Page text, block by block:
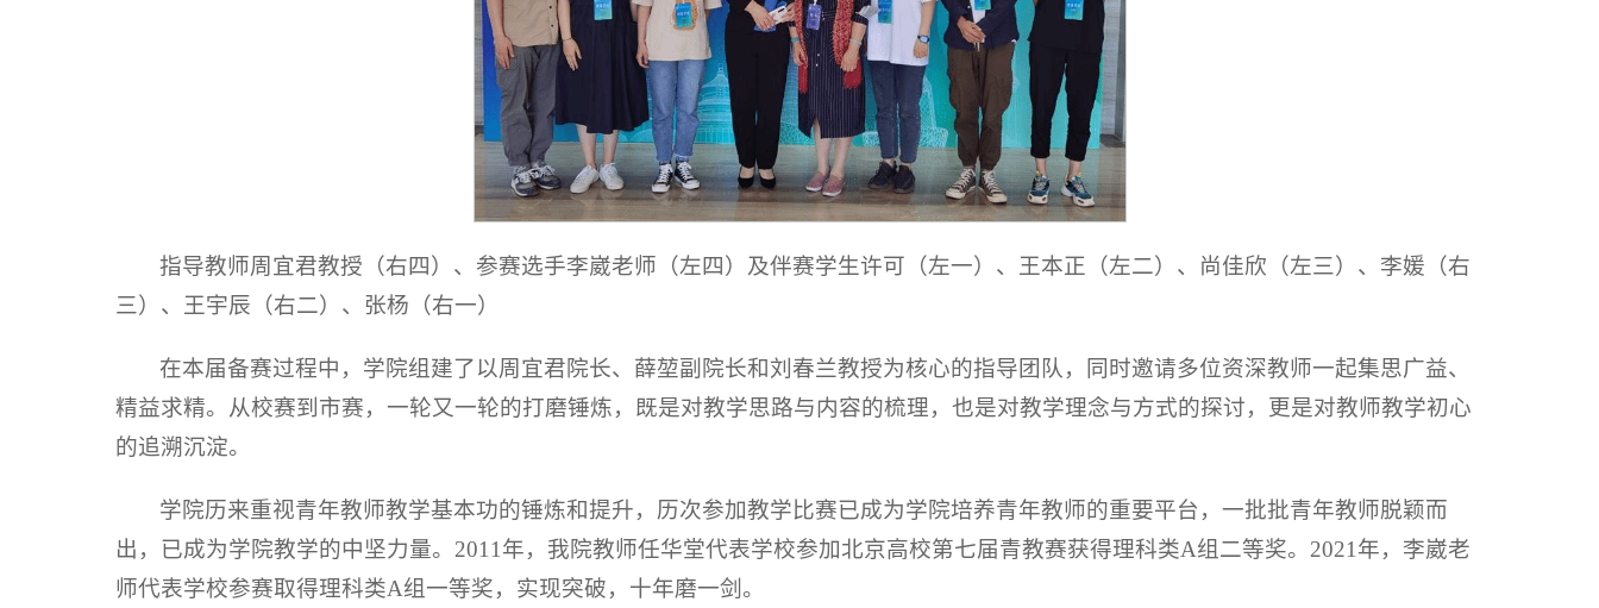
指导教师周宜君教授（右四）、参赛选手李崴老师（左四）及伴赛学生许可（左一）、王本正（左二）、尚佳欣（左三）、李媛（右
三）、王宇辰（右二）、张杨（右一）
在本届备赛过程中，学院组建了以周宜君院长、薛堃副院长和刘春兰教授为核心的指导团队，同时邀请多位资深教师一起集思广益、
精益求精。从校赛到市赛，一轮又一轮的打磨锤炼，既是对教学思路与内容的梳理，也是对教学理念与方式的探讨，更是对教师教学初心
的追溯沉淀。
学院历来重视青年教师教学基本功的锤炼和提升，历次参加教学比赛已成为学院培养青年教师的重要平台，一批批青年教师脱颖而
出，已成为学院教学的中坚力量。2011年，我院教师任华堂代表学校参加北京高校第七届青教赛获得理科类A组二等奖。2021年，李崴老
师代表学校参赛取得理科类A组一等奖，实现突破，十年磨一剑。